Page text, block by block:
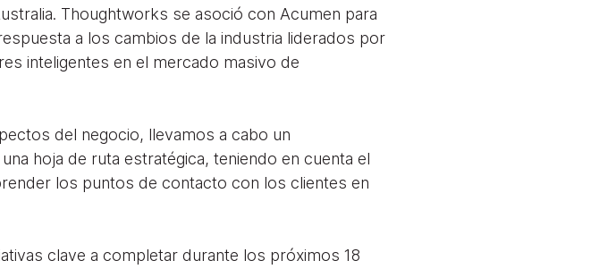
Thoughtworks se asoció con Acumen para
a los cambios de la industria liderados por
inteligentes en el mercado masivo de
del negocio, llevamos a cabo un
hoja de ruta estratégica, teniendo en cuenta el
los puntos de contacto con los clientes en
clave a completar durante los próximos 18